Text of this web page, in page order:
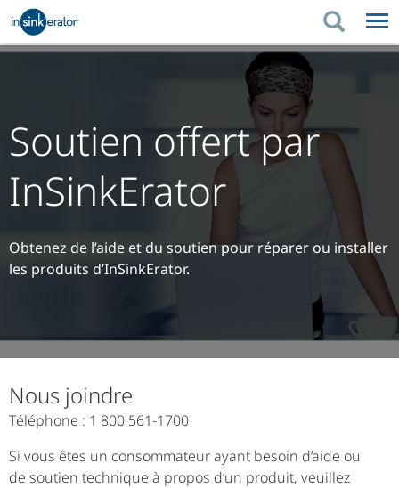
CONSEILS D'ACHAT
CONSEILS D'ACHAT
RÉNOVATION DE LA CUISINE
SOUTIEN
SOUTIEN
OÙ ACHETER À PROPOS DE NOUS
À PROPOS DE NOUS
Soutien offert par
InSinkErator
Obtenez de l’aide et du soutien pour réparer ou installer
les produits d’InSinkErator.
Nous joindre
Téléphone : 1 800 561-1700
Si vous êtes un consommateur ayant besoin d’aide ou
de soutien technique à propos d’un produit, veuillez